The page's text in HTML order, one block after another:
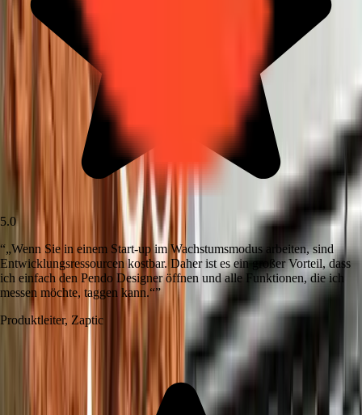
5.0
“„Wenn Sie in einem Start-up im Wachstumsmodus arbeiten, sind
Entwicklungsressourcen kostbar. Daher ist es ein großer Vorteil, dass
ich einfach den Pendo Designer öffnen und alle Funktionen, die ich
messen möchte, taggen kann.“”
Produktleiter, Zaptic